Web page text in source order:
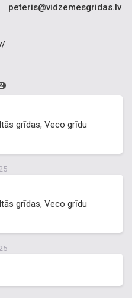
peteris@vidzemesgridas.lv
2
grīdas, Veco grīdu
grīdas, Veco grīdu